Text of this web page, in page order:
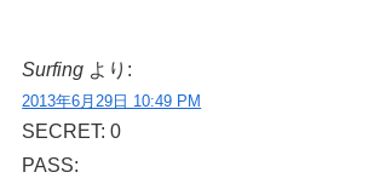
Surfing より:
2013年6月29日 10:49 PM
SECRET: 0
PASS: